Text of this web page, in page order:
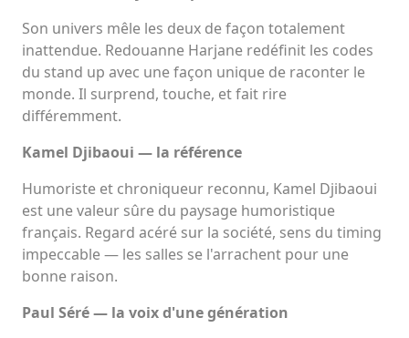
Son univers mêle les deux de façon totalement
inattendue. Redouanne Harjane redéfinit les codes
du stand up avec une façon unique de raconter le
monde. Il surprend, touche, et fait rire
différemment.
Kamel Djibaoui — la référence
Humoriste et chroniqueur reconnu, Kamel Djibaoui
est une valeur sûre du paysage humoristique
français. Regard acéré sur la société, sens du timing
impeccable — les salles se l'arrachent pour une
bonne raison.
Paul Séré — la voix d'une génération